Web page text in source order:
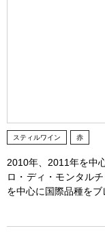
スティルワイン 赤
2010年、2011年を中
ロ・ディ・モンタル
を中心に国際品種をブ